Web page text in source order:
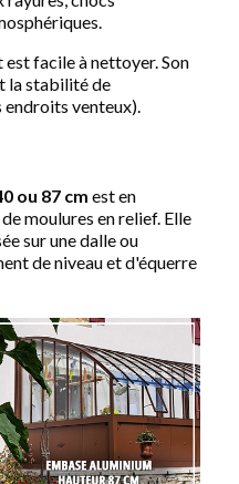
est facile à nettoyer. Son
la stabilité de
venteux).
ou 87 cm est en
moulures en relief. Elle
sur une dalle ou
de niveau et d'équerre